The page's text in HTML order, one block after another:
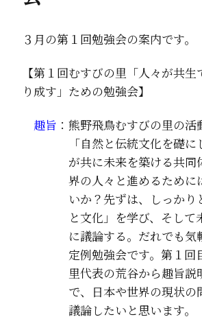
３月の第１回勉強会の案内です。
【第１回むすびの里「人々が共
り成す」ための勉強会】
趣旨 ：熊野飛鳥むすびの里の活
「自然と伝統文化を礎
が共に未来を築ける共同
界の人々と進めるために
いか？先ずは、しっかり
と文化」を学び、そして
に議論する。だれでも気
定例勉強会です。第１回
里代表の荒谷から趣旨説
で、日本や世界の現状の
議論したいと思います。